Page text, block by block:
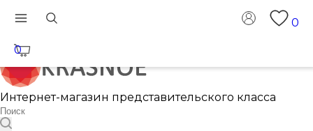
0
0
Интернет-магазин представительского класса